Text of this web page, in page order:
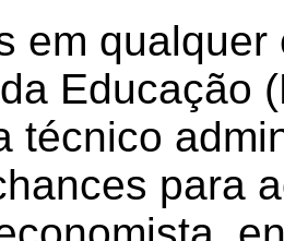
em
Educação
técnico
para